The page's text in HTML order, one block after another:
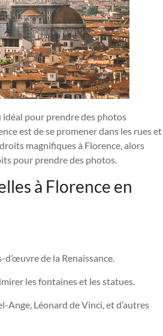
idéal pour prendre des photos
est de se promener dans les rues et
magnifiques à Florence, alors
pour prendre des photos.
à Florence en
de la Renaissance.
les fontaines et les statues.
Léonard de Vinci, et d’autres